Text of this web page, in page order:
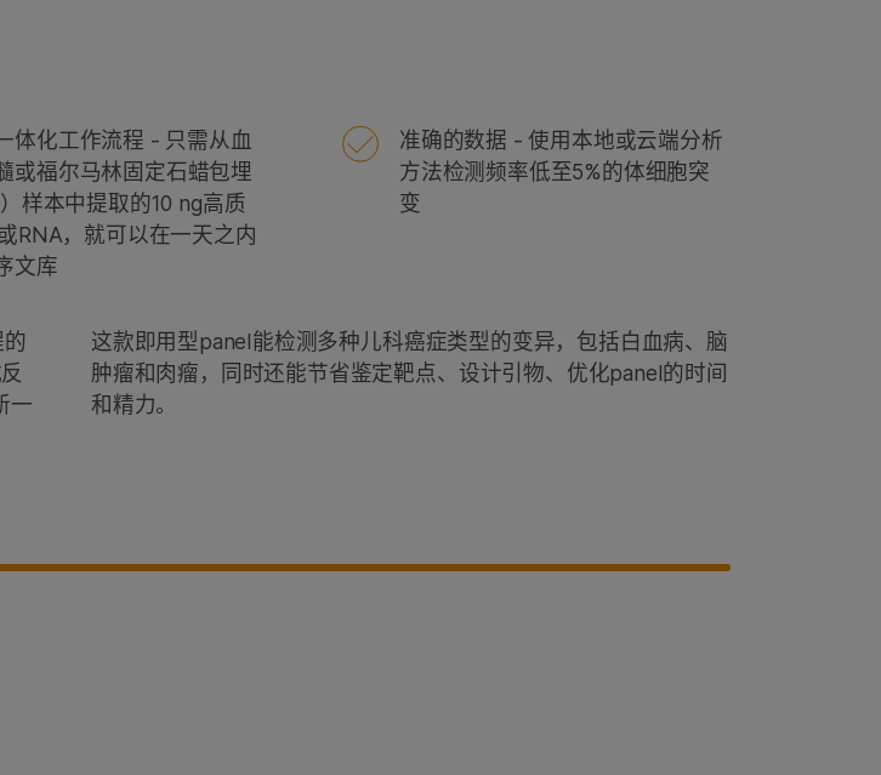
体化工作流程 - 只需从血
或福尔马林固定石蜡包埋
）样本中提取的10 ng高质
RNA，就可以在一天之内
文库
准确的数据 - 使用本地或云端分析
方法检测频率低至5%的体细胞突
变
一
这款即用型panel能检测多种儿科癌症类型的变异，包括白血病、脑
肿瘤和肉瘤，同时还能节省鉴定靶点、设计引物、优化panel的时间
和精力。